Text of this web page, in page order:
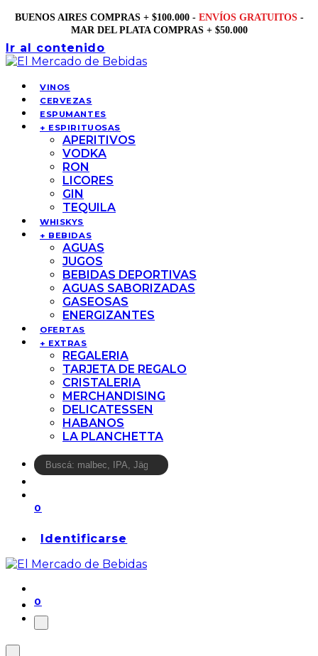
BUENOS AIRES COMPRAS + $100.000 - ENVÍOS GRATUITOS -
MAR DEL PLATA COMPRAS + $50.000
Ir al contenido
VINOS
CERVEZAS
ESPUMANTES
+ ESPIRITUOSAS
APERITIVOS
VODKA
RON
LICORES
GIN
TEQUILA
WHISKYS
+ BEBIDAS
AGUAS
JUGOS
BEBIDAS DEPORTIVAS
AGUAS SABORIZADAS
GASEOSAS
ENERGIZANTES
OFERTAS
+ EXTRAS
REGALERIA
TARJETA DE REGALO
CRISTALERIA
MERCHANDISING
DELICATESSEN
HABANOS
LA PLANCHETTA
0
Identificarse
0